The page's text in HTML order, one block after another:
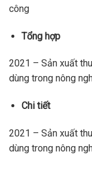
công
Tổng hợp
2021 – Sản xuất
dùng trong nông
Chi tiết
2021 – Sản xuất
dùng trong nông